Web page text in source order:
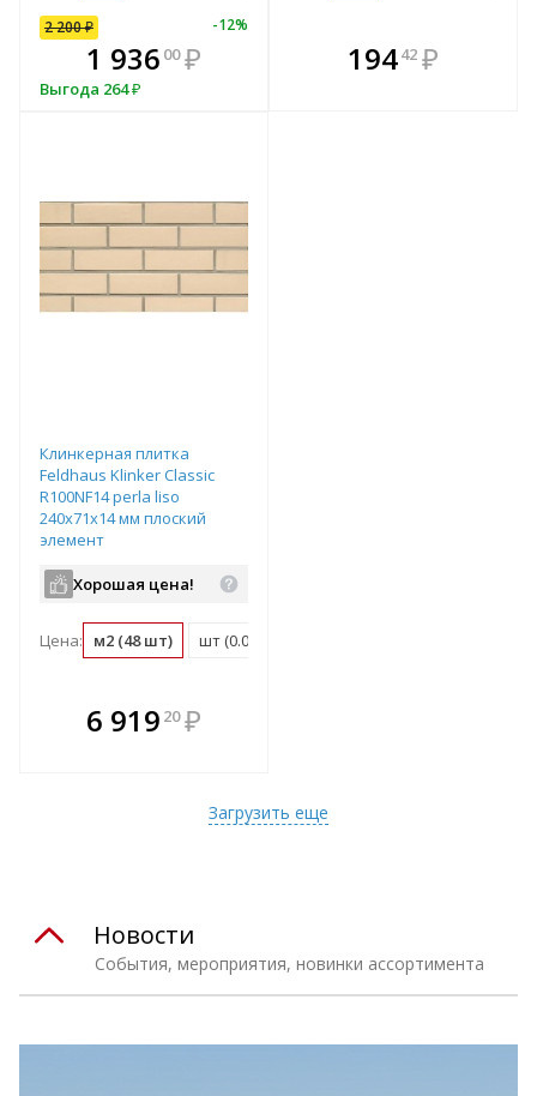
2 200₽ -12%
1 936 00 ₽
Выгода 264₽
В комплекте
всегда выгоднее!
В комплекте
всегда выгоднее!
19442 ₽
Клинкерная плитка
Feldhaus Klinker Classic
R100NF14 perla liso
240х71х14 мм плоский
элемент
Хорошая цена!
Цена: м2 (48 шт) шт (0.02 м2)
6 919 20 ₽
Загрузить еще
События, мероприятия, новинки ассортимента
Новости